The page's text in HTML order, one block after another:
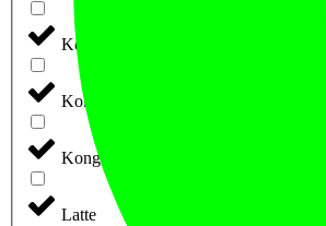
Koks grå
Koks-Grå
Kongeblå
Latte